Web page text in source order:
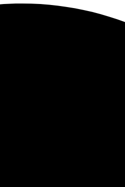
очень прост и
Качество на высоте, все